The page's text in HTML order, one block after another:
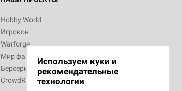
Hobby World
Игрокон
Warforge
Мир фантастики
Берсерк
CrowdRepublic
Используем куки и
рекомендательные
технологии